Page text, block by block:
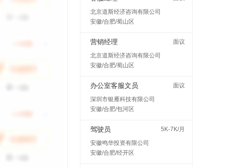
北京道斯经济咨询有限公司
安徽/合肥/蜀山区
营销经理
面议
北京道斯经济咨询有限公司
安徽/合肥/蜀山区
办公室客服文员
面议
深圳市银雁科技有限公司
安徽/合肥/包河区
驾驶员
5K-7K/月
安徽鸣华投资有限公司
安徽/合肥/经开区